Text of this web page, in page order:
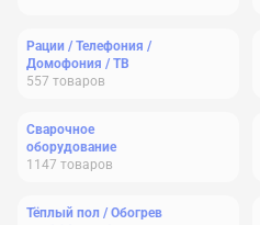
Рации / Телефония /
Домофония / ТВ
557 товаров
Сварочное
оборудование
1147 товаров
Тёплый пол / Обогрев